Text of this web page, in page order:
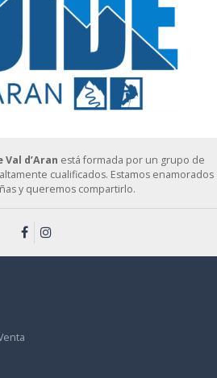
Val d’Aran está formada por un grupo de
cualificados. Estamos enamorados
y queremos compartirlo.